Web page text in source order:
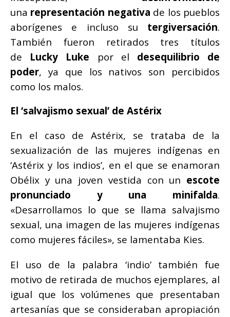
una representación negativa de los pueblos
aborígenes e incluso su tergiversación.
También fueron retirados tres títulos
de Lucky Luke por el desequilibrio de
poder, ya que los nativos son percibidos
como los malos.
El ‘salvajismo sexual’ de Astérix
En el caso de Astérix, se trataba de la
sexualización de las mujeres indígenas en
‘Astérix y los indios’, en el que se enamoran
Obélix y una joven vestida con un escote
pronunciado y una minifalda.
«Desarrollamos lo que se llama salvajismo
sexual, una imagen de las mujeres indígenas
como mujeres fáciles», se lamentaba Kies.
El uso de la palabra ‘indio’ también fue
motivo de retirada de muchos ejemplares, al
igual que los volúmenes que presentaban
artesanías que se consideraban apropiación